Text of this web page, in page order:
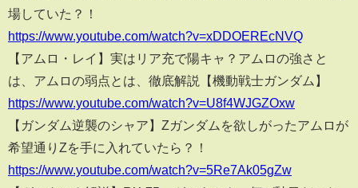
場していた？！
https://www.youtube.com/watch?v=xDDOEREcNVQ
【アムロ・レイ】実はリア充で陽キャ？アムロの強さと
は、アムロの弱点とは、徹底解説【機動戦士ガンダム】
https://www.youtube.com/watch?v=U8f4WJGZOxw
【ガンダム逆襲のシャア】Zガンダムを欲しがったアムロが
希望通りZを手に入れていたら？！
https://www.youtube.com/watch?v=5Re7Ak05gZw